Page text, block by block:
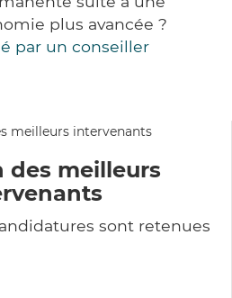
plus avancée ?
par un conseiller
des meilleurs
sont retenues